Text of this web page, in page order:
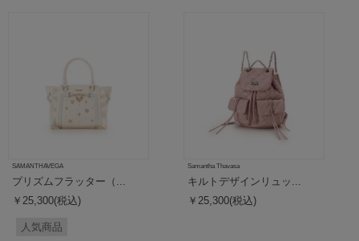
SAMANTHAVEGA
プリズムフラッター（...
￥25,300(税込)
人気商品
Samantha Thavasa
キルトデザインリュッ...
￥25,300(税込)